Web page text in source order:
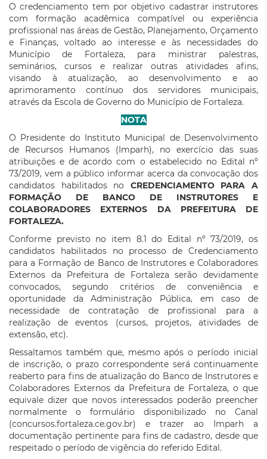
O credenciamento tem por objetivo cadastrar instrutores
com formação acadêmica compatível ou experiência
profissional nas áreas de Gestão, Planejamento, Orçamento
e Finanças, voltado ao interesse e às necessidades do
Município de Fortaleza, para ministrar palestras,
seminários, cursos e realizar outras atividades afins,
visando à atualização, ao desenvolvimento e ao
aprimoramento contínuo dos servidores municipais,
através da Escola de Governo do Município de Fortaleza.
NOTA
O Presidente do Instituto Municipal de Desenvolvimento
de Recursos Humanos (Imparh), no exercício das suas
atribuições e de acordo com o estabelecido no Edital nº
73/2019, vem a público informar acerca da convocação dos
candidatos habilitados no CREDENCIAMENTO PARA A
FORMAÇÃO DE BANCO DE INSTRUTORES E
COLABORADORES EXTERNOS DA PREFEITURA DE
FORTALEZA.
Conforme previsto no item 8.1 do Edital nº 73/2019, os
candidatos habilitados no processo de Credenciamento
para a Formação de Banco de Instrutores e Colaboradores
Externos da Prefeitura de Fortaleza serão devidamente
convocados, segundo critérios de conveniência e
oportunidade da Administração Pública, em caso de
necessidade de contratação de profissional para a
realização de eventos (cursos, projetos, atividades de
extensão, etc).
Ressaltamos também que, mesmo após o período inicial
de inscrição, o prazo correspondente será continuamente
reaberto para fins de atualização do Banco de Instrutores e
Colaboradores Externos da Prefeitura de Fortaleza, o que
equivale dizer que novos interessados poderão preencher
normalmente o formulário disponibilizado no Canal
(concursos.fortaleza.ce.gov.br) e trazer ao Imparh a
documentação pertinente para fins de cadastro, desde que
respeitado o período de vigência do referido Edital.